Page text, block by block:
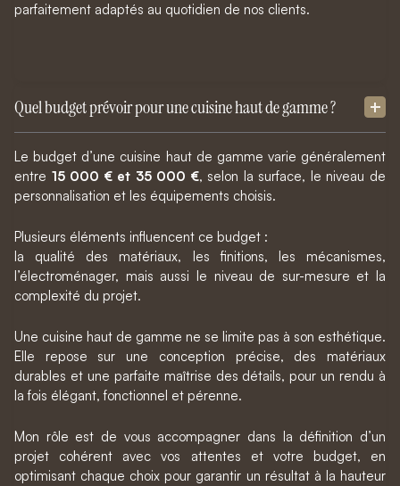
parfaitement adaptés au quotidien de nos clients.
Quel budget prévoir pour une cuisine haut de gamme ?
Le budget d’une cuisine haut de gamme varie généralement
entre 15 000 € et 35 000 €, selon la surface, le niveau de
personnalisation et les équipements choisis.
Plusieurs éléments influencent ce budget :
la qualité des matériaux, les finitions, les mécanismes,
l’électroménager, mais aussi le niveau de sur-mesure et la
complexité du projet.
Une cuisine haut de gamme ne se limite pas à son esthétique.
Elle repose sur une conception précise, des matériaux
durables et une parfaite maîtrise des détails, pour un rendu à
la fois élégant, fonctionnel et pérenne.
Mon rôle est de vous accompagner dans la définition d’un
projet cohérent avec vos attentes et votre budget, en
optimisant chaque choix pour garantir un résultat à la hauteur